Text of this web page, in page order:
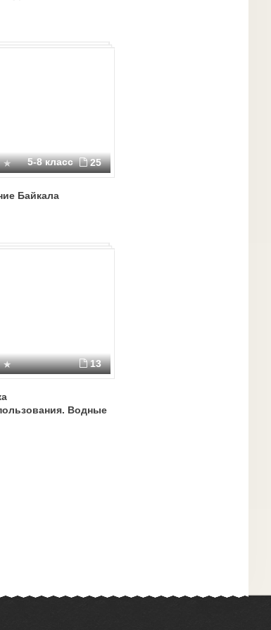
5-8 класс 25
Байкала
13
Водные